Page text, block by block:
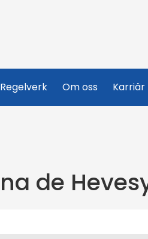
Regelverk Om oss Karriär
de